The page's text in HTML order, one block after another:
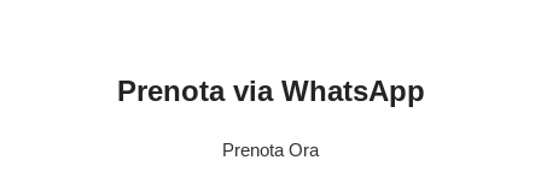
Prenota via WhatsApp
Prenota Ora